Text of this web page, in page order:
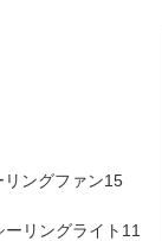
ングファン15
リングライト 11